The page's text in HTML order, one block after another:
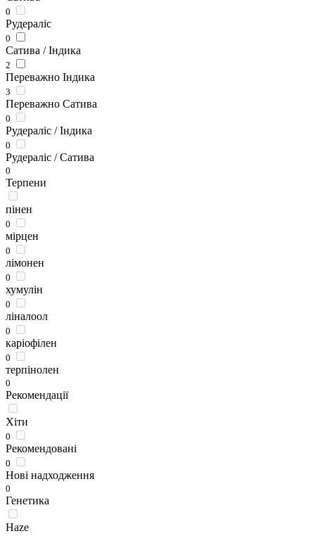
0
Рудераліс
0
Сатива / Індика
2
Переважно Індика
3
Переважно Сатива
0
Рудераліс / Індика
0
Рудераліс / Сатива
0
Терпени
пінен
0
мірцен
0
лімонен
0
хумулін
0
ліналоол
0
каріофілен
0
терпінолен
0
Рекомендації
Хіти
0
Рекомендовані
0
Нові надходження
0
Генетика
Haze